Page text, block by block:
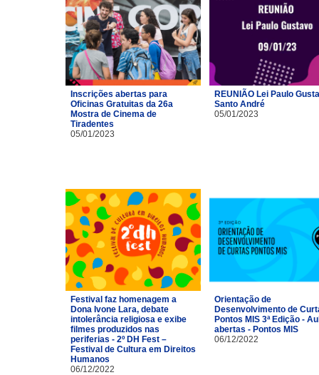
Inscrições abertas para
Oficinas Gratuitas da 26a
Mostra de Cinema de
Tiradentes
05/01/2023
REUNIÃO Lei Paulo
Santo André
05/01/2023
Festival faz homenagem a
Dona Ivone Lara, debate
intolerância religiosa e exibe
filmes produzidos nas
periferias - 2º DH Fest –
Festival de Cultura em Direitos
Humanos
06/12/2022
Orientação de
Desenvolvimento de
Pontos MIS 3ª Edição -
abertas - Pontos MIS
06/12/2022